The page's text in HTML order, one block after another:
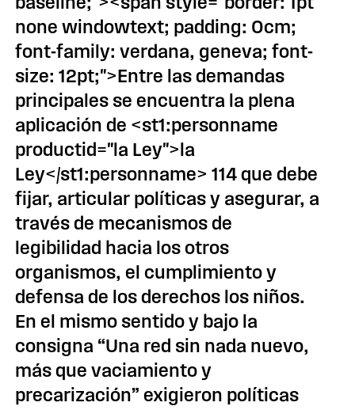
none windowtext; padding: 0cm;
font-family: verdana, geneva; font-
size: 12pt;">Entre las demandas
principales se encuentra la plena
aplicación de <st1:personname
productid="la Ley">la
Ley</st1:personname> 114 que debe
fijar, articular políticas y asegurar, a
través de mecanismos de
legibilidad hacia los otros
organismos, el cumplimiento y
defensa de los derechos los niños.
En el mismo sentido y bajo la
consigna “Una red sin nada nuevo,
más que vaciamiento y
precarización” exigieron políticas